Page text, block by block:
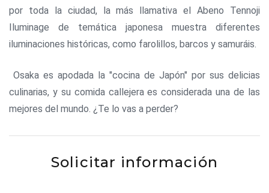
por toda la ciudad, la más llamativa el Abeno Tennoji
Iluminage de temática japonesa muestra diferentes
iluminaciones históricas, como farolillos, barcos y samuráis.
Osaka es apodada la "cocina de Japón" por sus delicias
culinarias, y su comida callejera es considerada una de las
mejores del mundo. ¿Te lo vas a perder?
Solicitar información